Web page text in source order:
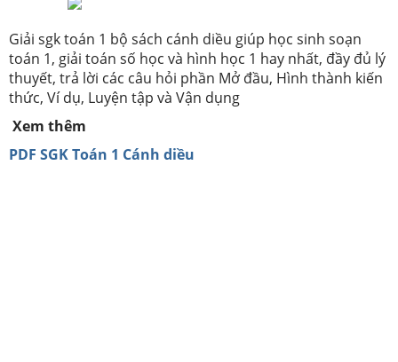
Giải sgk toán 1 bộ sách cánh diều giúp học sinh soạn
toán 1, giải toán số học và hình học 1 hay nhất, đầy đủ lý
thuyết, trả lời các câu hỏi phần Mở đầu, Hình thành kiến
thức, Ví dụ, Luyện tập và Vận dụng
Xem thêm
PDF SGK Toán 1 Cánh diều